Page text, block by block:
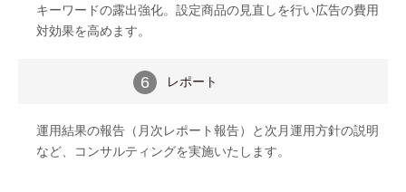
キーワードの露出強化。設定商品の見直しを行い広告の費用
対効果を高めます。
6 レポート
運用結果の報告（月次レポート報告）と次月運用方針の説明
など、コンサルティングを実施いたします。